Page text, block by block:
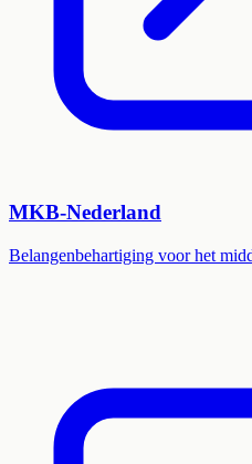
MKB-Nederland
Belangenbehartiging voor het